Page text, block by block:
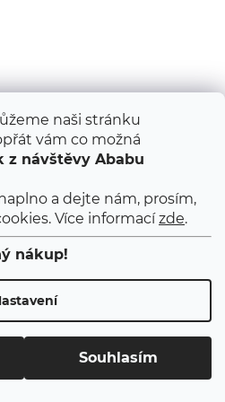
naši stránku
vám co možná
z návštěvy Ababu
a dejte nám, prosím,
Více informacízde.
nákup!
Souhlasím